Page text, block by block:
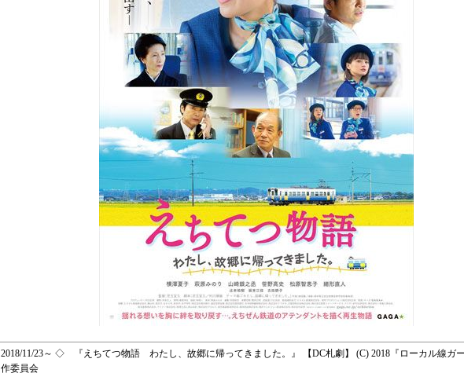
2018/11/23～ ◇ 『えちてつ物語 わたし、故郷に帰ってきました。』 【DC札劇】 (C) 2018『ローカル線ガ
作委員会